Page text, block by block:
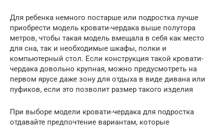
Для ребенка немного постарше или подростка лучше
приобрести модель кровати-чердака выше полутора
метров, чтобы такая модель вмещала в себя как место
для сна, так и необходимые шкафы, полки и
компьютерный стол. Если конструкция такой кровати-
чердака довольно крупная, можно предусмотреть на
первом ярусе даже зону для отдыха в виде дивана или
пуфиков, если это позволит размер такого изделия
При выборе модели кровати-чердака для подростка
отдавайте предпочтение вариантам, которые